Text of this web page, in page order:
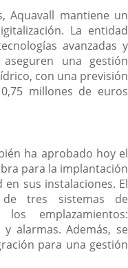
Aquavall mantiene un
La entidad
avanzadas y
una gestión
con una previsión
millones de euros
ha aprobado hoy el
para la implantación
sus instalaciones. El
tres sistemas de
emplazamientos:
alarmas. Además, se
para una gestión